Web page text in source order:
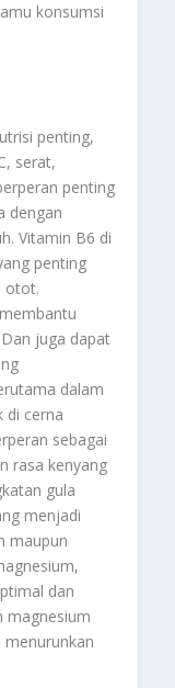
konsumsi
penting,
serat,
penting
dengan
Vitamin B6 di
penting
otot.
juga dapat
dalam
di cerna
sebagai
rasa kenyang
gula
menjadi
maupun
dan
magnesium